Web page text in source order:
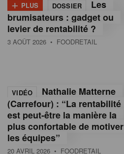
PLUS DOSSIER
Les
brumisateurs : gadget ou
levier de rentabilité ?
3 AOÛT 2026 • FOODRETAIL
VIDÉO
Nathalie Matterne
(Carrefour) : “La rentabilité
est peut-être la manière la
plus confortable de motiver
les équipes”
20 AVRIL 2026 • FOODRETAIL